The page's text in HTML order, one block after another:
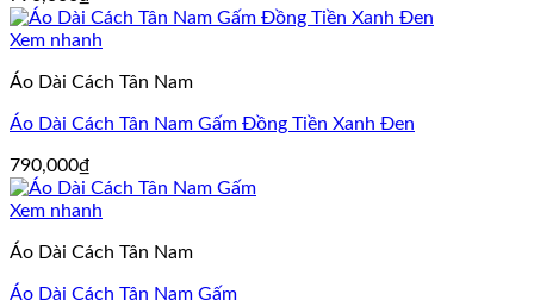
Xem nhanh
Áo Dài Cách Tân Nam
Áo Dài Cách Tân Nam Gấm Đồng Tiền Xanh Đen
790,000₫
Xem nhanh
Áo Dài Cách Tân Nam
Áo Dài Cách Tân Nam Gấm